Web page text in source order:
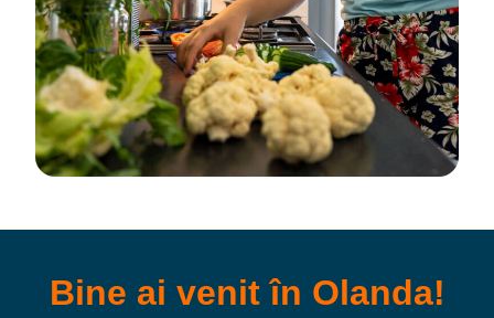
Bine ai venit în Olanda!